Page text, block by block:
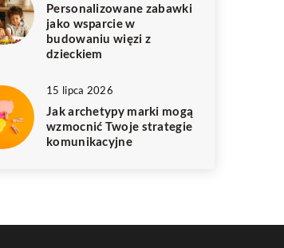
Personalizowane zabawki
jako wsparcie w
budowaniu więzi z
dzieckiem
15 lipca 2026
Jak archetypy marki mogą
wzmocnić Twoje strategie
komunikacyjne